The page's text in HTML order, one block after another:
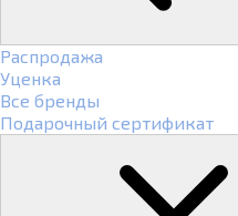
Распродажа
Уценка
Все бренды
Подарочный сертификат